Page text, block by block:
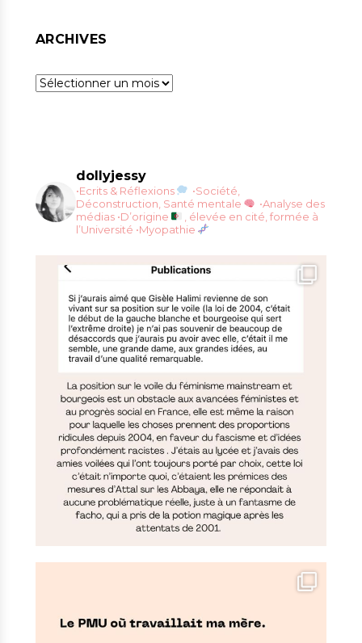
ARCHIVES
Archives
dollyjessy
•Ecrits & Réflexions
•Société,
Déconstruction, Santé mentale
•Analyse des
médias •D’origine
, élevée en cité, formée à
l’Université •Myopathie